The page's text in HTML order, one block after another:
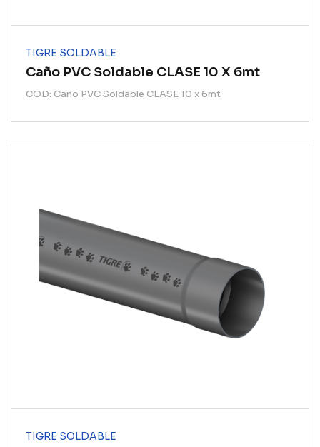
TIGRE SOLDABLE
Caño PVC Soldable CLASE 10 X 6mt
COD: Caño PVC Soldable CLASE 10 x 6mt
TIGRE SOLDABLE